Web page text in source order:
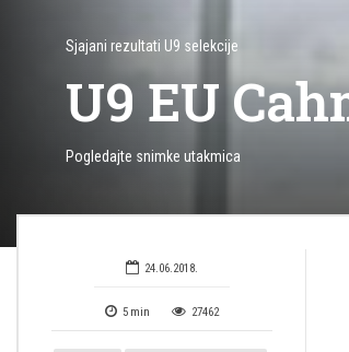
Sjajani rezultati U9 selekcije
U9 EU
Pogledajte snimke utakmica
24.06.2018.
5 min 27462